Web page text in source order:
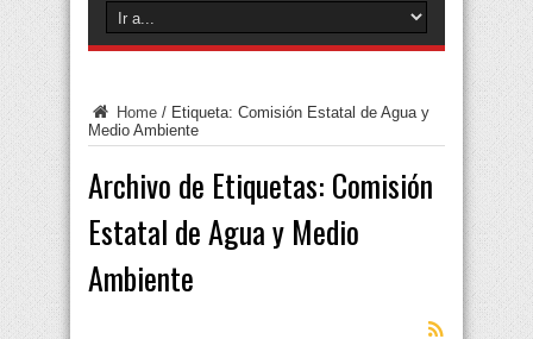
Home / Etiqueta: Comisión Estatal de Agua y
Medio Ambiente
Archivo de Etiquetas: Comisión
Estatal de Agua y Medio
Ambiente